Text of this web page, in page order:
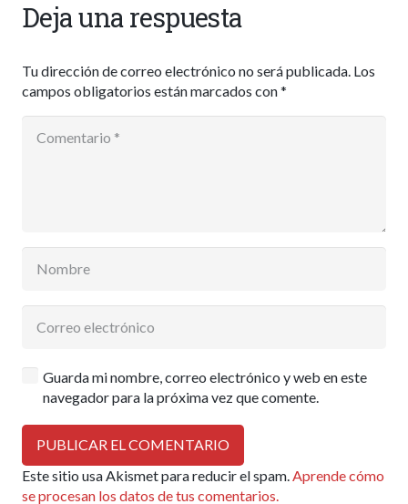
Deja una respuesta
Tu dirección de correo electrónico no será publicada. Los
campos obligatorios están marcados con*
Guarda mi nombre, correo electrónico y web en este
navegador para la próxima vez que comente.
PUBLICAR EL COMENTARIO
Este sitio usa Akismet para reducir el spam. Aprende cómo
se procesan los datos de tus comentarios.